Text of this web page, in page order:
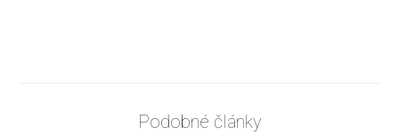
Podobné články